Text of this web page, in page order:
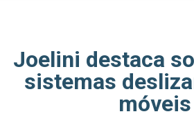
Joelini destaca
sistemas
móveis